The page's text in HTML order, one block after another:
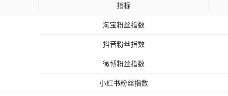
指标
淘宝粉丝指数
抖音粉丝指数
微博粉丝指数
小红书粉丝指数